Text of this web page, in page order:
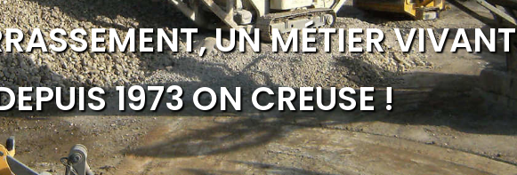
UN MÉTIER VIVANT
1973 ON CREUSE !